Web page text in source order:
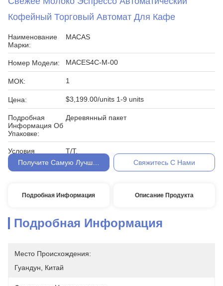
Кофейный Торговый Автомат Для Кафе
Наименование
Марки:
MACAS
Номер Модели: MACES4C-M-00
МОК: 1
Цена: $3,199.00/units 1-9 units
Подробная
Информация Об
Упаковке:
Деревянный пакет
Условия
Оплаты:
T/T.
Получите Самую Лучшую Цену
Свяжитесь С Нами
Подробная Информация Описание Продукта
Подробная Информация
Место Происхождения:
Гуандун, Китай